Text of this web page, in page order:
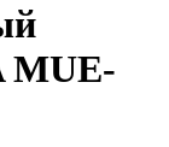
MUE-